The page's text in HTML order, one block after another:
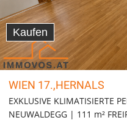
Kaufen
WIEN 17.,HERNALS
EXKLUSIVE KLIMATISIERTE
NEUWALDEGG | 111 m²